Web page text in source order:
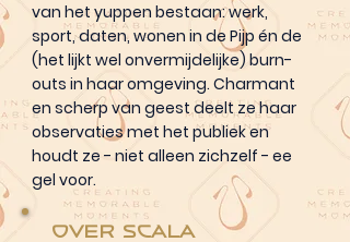
van het yuppen bestaan: werk,
sport, daten, wonen in de Pijp én de
(het lijkt wel onvermijdelijke) burn-
outs in haar omgeving. Charmant
en scherp van geest deelt ze haar
observaties met het publiek en
houdt ze - niet alleen zichzelf - ee
gel voor.
Over Scala